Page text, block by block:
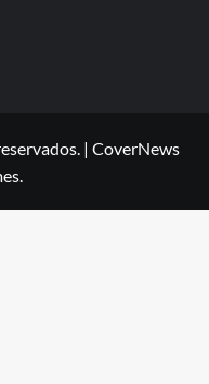
| CoverNews